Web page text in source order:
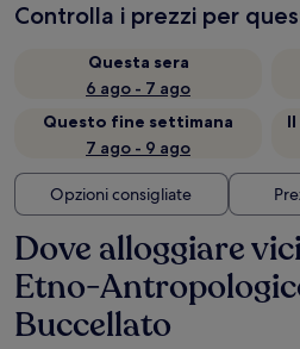
Controlla i prezzi per
Questa sera
6 ago - 7 ago
Questo fine settimana
7 ago - 9 ago
Opzioni consigliate
Dove alloggiare
Etno-
Buccellato